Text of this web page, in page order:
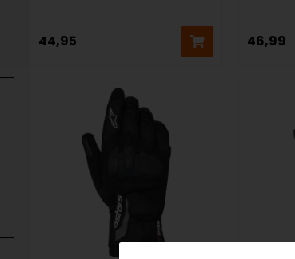
44,95 46,99